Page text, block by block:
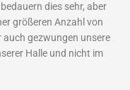
dies sehr, aber
größeren Anzahl von
gezwungen unsere
Halle und nicht im